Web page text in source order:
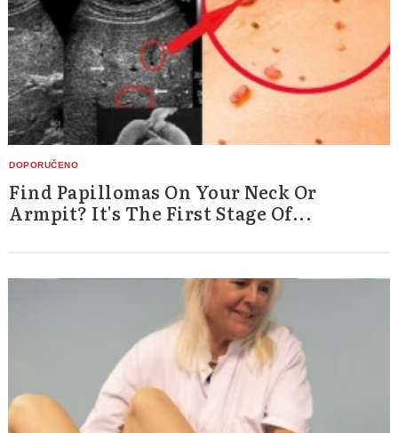
Find Papillomas On Your Neck Or
Armpit? It's The First Stage Of...